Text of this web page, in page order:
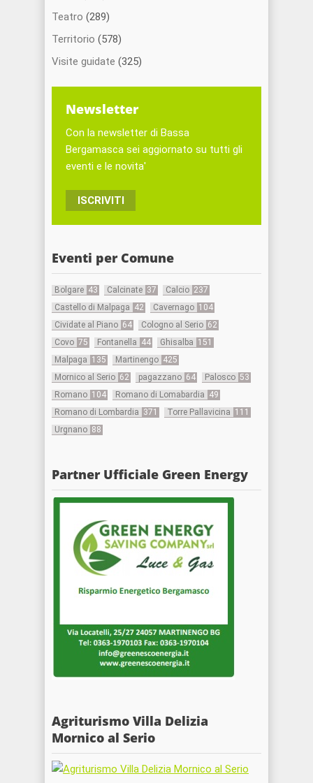
Teatro (289)
Territorio (578)
Visite guidate (325)
Newsletter
Con la newsletter di Bassa
Bergamasca sei aggiornato su tutti gli
eventi e le novita'
ISCRIVITI
Eventi per Comune
Bolgare 43 Calcinate 37 Calcio 237
Castello di Malpaga 42 Cavernago 104
Cividate al Piano 64 Cologno al Serio 62
Covo 75 Fontanella 44 Ghisalba 151
Malpaga 135 Martinengo 425
Mornico al Serio 62 pagazzano 64 Palosco 53
Romano 104 Romano di Lomabardia 49
Romano di Lombardia 371 Torre Pallavicina 111
Urgnano 88
Partner Ufficiale Green Energy
Agriturismo Villa Delizia
Mornico al Serio